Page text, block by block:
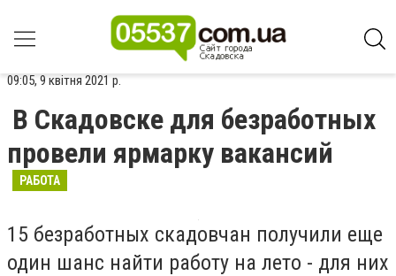
09:05, 9 квітня 2021 р.
В Скадовске для безработных
провели ярмарку вакансий
РАБОТА
15 безработных скадовчан получили еще
один шанс найти работу на лето - для них